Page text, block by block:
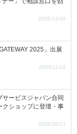
2025/12/10
2025」出展
2025/11/12
ービスジャパン合同
クショップに登壇・事
2025/10/17